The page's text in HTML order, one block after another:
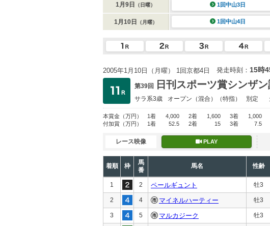
1月9日 （日曜） 1回中山3日
1月10日 （月曜） 1回中山4日
2005年1月10日（月曜） 1回京都4日 発走時刻： 15時
第39回 日刊スポーツ賞シンザ
サラ系3歳 オープン （混合）（特指） 別定
本賞金 （万円） 1着 4,000 2着 1,600 3着 1,000
付加賞 （万円） 1着 52.5 2着 15 3着 7.5
レース映像 PLAY
着順 枠
馬
番
馬名 性齢
1 2 ペールギュント 牡3
2 4 マイネルハーティー 牡3
3 5 マルカジーク 牡3